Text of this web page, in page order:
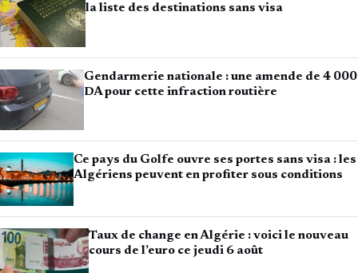
la liste des destinations sans visa
Gendarmerie nationale : une amende de 4 000
DA pour cette infraction routière
Ce pays du Golfe ouvre ses portes sans visa : les
Algériens peuvent en profiter sous conditions
Taux de change en Algérie : voici le nouveau
cours de l’euro ce jeudi 6 août